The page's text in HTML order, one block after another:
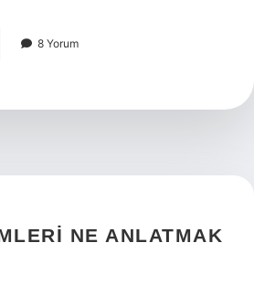
8 Yorum
NE ANLATMAK